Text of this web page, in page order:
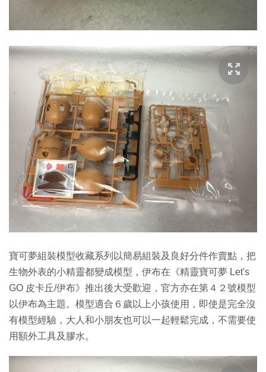
寶可夢組裝模型收藏系列以簡易組裝及良好分件作賣點，把
生物外表的小精靈都變成模型，伊布在《精靈寶可夢 Let's
GO 皮卡丘/伊布》推出後大受歡迎，官方亦在第４２號模型
以伊布為主題。模型適合６歲以上小孩使用，即使是完全沒
有模型經驗，大人和小朋友也可以一起輕鬆完成，不需要使
用額外工具及膠水。